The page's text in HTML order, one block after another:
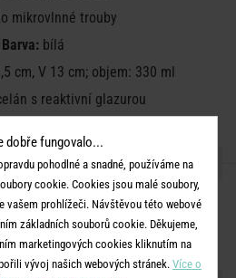
mikrovlnné trouby
Barva:bílá
cm, V 13 cm; objem: 330 ml
s reaktivní glazurou
S PŘÁTELI
dobře fungovalo...
pohodlné a snadné, používáme na
cookie. Cookies jsou malé soubory,
vašem prohlížeči. Návštěvou této webové
základních souborů cookie. Děkujeme,
marketingových cookies kliknutím na
vývoj našich webových stránek. Více o